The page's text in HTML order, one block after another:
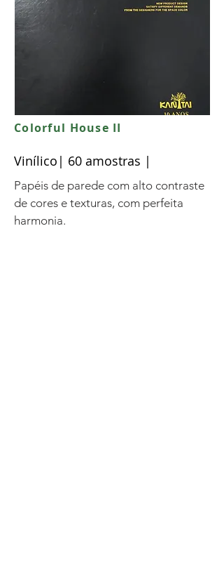
Colorful House II
Vinílico| 60 amostras |
Papéis de parede com alto contraste
de cores e texturas, com perfeita
harmonia.